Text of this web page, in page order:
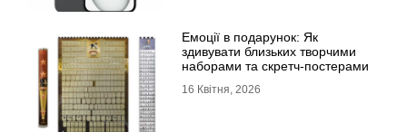
Емоції в подарунок: Як
здивувати близьких творчими
наборами та скретч-постерами
16 Квітня, 2026